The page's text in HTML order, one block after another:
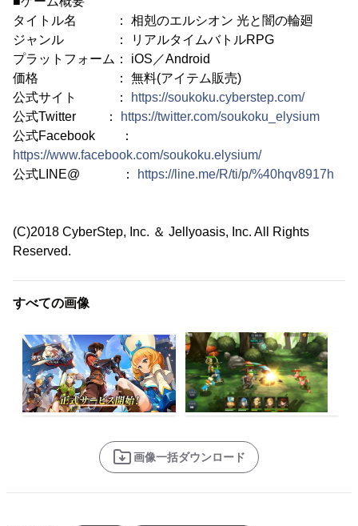
タイトル名 ： 相剋のエルシオン 光と闇の輪廻
ジャンル ： リアルタイムバトルRPG
プラットフォーム： iOS／Android
価格 ： 無料(アイテム販売)
公式サイト ：
https://soukoku.cyberstep.com/
公式Twitter ：
https://twitter.com/soukoku_elysium
公式Facebook ：
https://www.facebook.com/soukoku.elysium/
公式LINE@ ：
https://line.me/R/ti/p/%40hqv8917h
(C)2018 CyberStep, Inc. ＆ Jellyoasis, Inc. All Rights
Reserved.
すべての画像
画像一括ダウンロード